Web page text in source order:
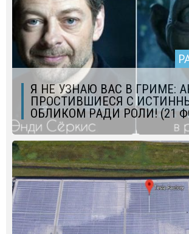
Я НЕ УЗНАЮ ВАС В ГРИМЕ:
ПРОСТИВШИЕСЯ С
ОБЛИКОМ РАДИ РОЛИ! (21